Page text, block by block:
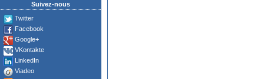
Suivez-nous
Twitter
Facebook
Google+
VKontakte
LinkedIn
Viadeo